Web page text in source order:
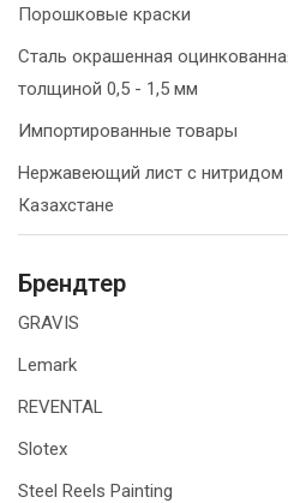
Порошковые краски
Сталь окрашенная
толщиной 0,5 - 1,5 мм
Импортированные товары
Нержавеющий лист с нитридом
Казахстане
Брендтер
GRAVIS
Lemark
REVENTAL
Slotex
Steel Reels Painting